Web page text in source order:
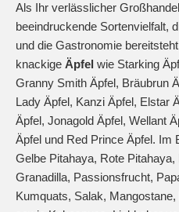
Als Ihr verlässlicher
beeindruckende Sortenvielfalt,
und die Gastronomie
knackige Äpfel wie Starking
Granny Smith Äpfel, Bräubrun
Lady Äpfel, Kanzi Äpfel, Elstar
Äpfel, Jonagold Äpfel, Wellant
Äpfel und Red Prince Äpfel. Im
Gelbe Pitahaya, Rote
Granadilla, Passionsfrucht,
Kumquats, Salak,